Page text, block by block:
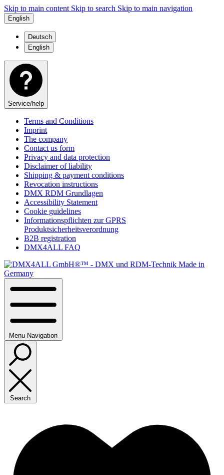
Skip to main content Skip to search Skip to main navigation
English
Deutsch
English
Service/help
Terms and Conditions
Imprint
The company
Contact us form
Privacy and data protection
Disclaimer of liability
Shipping & payment conditions
Revocation instructions
DMX RDM Grundlagen
Accessibility Statement
Cookie guidelines
Informationspflichten zur GPRS
Produktsicherheitsverordnung
B2B registration
DMX4ALL FAQ
Menu Navigation
Search